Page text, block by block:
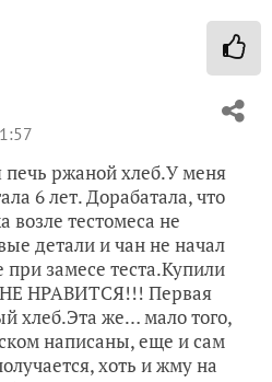
печь ржаной хлеб.У меня
6 лет. Дорабатала, что
возле тестомеса не
детали и чан не начал
замесе теста.Купили
НРАВИТСЯ!!! Первая
хлеб.Эта же… мало того,
написаны, еще и сам
хоть и жму на